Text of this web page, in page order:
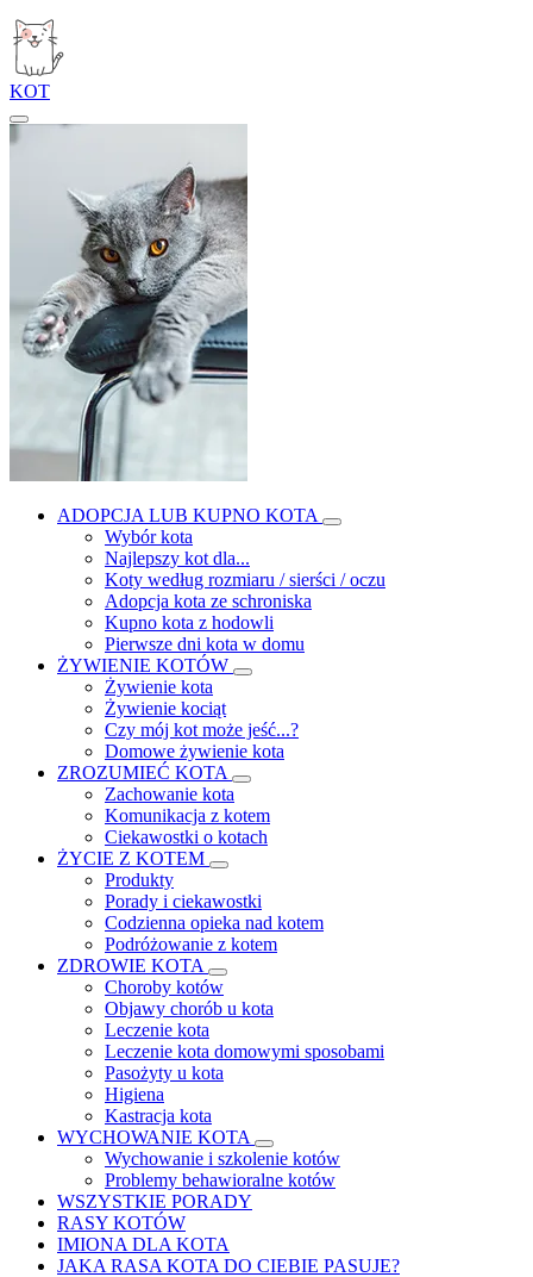
KOT
ADOPCJA LUB KUPNO KOTA
Wybór kota
Najlepszy kot dla...
Koty według rozmiaru / sierści / oczu
Adopcja kota ze schroniska
Kupno kota z hodowli
Pierwsze dni kota w domu
ŻYWIENIE KOTÓW
Żywienie kota
Żywienie kociąt
Czy mój kot może jeść...?
Domowe żywienie kota
ZROZUMIEĆ KOTA
Zachowanie kota
Komunikacja z kotem
Ciekawostki o kotach
ŻYCIE Z KOTEM
Produkty
Porady i ciekawostki
Codzienna opieka nad kotem
Podróżowanie z kotem
ZDROWIE KOTA
Choroby kotów
Objawy chorób u kota
Leczenie kota
Leczenie kota domowymi sposobami
Pasożyty u kota
Higiena
Kastracja kota
WYCHOWANIE KOTA
Wychowanie i szkolenie kotów
Problemy behawioralne kotów
WSZYSTKIE PORADY
RASY KOTÓW
IMIONA DLA KOTA
JAKA RASA KOTA DO CIEBIE PASUJE?